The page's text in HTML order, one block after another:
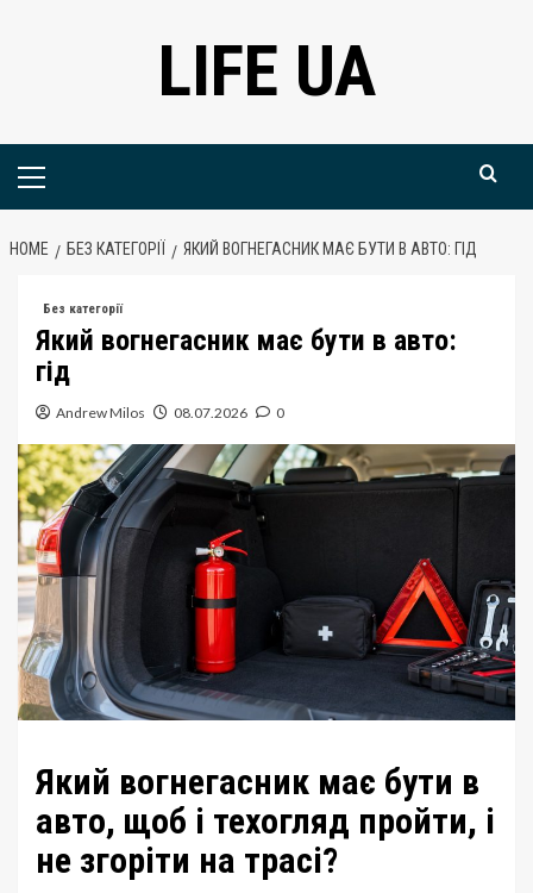
LIFE UA
Primary
HOME БЕЗ КАТЕГОРІЇ ЯКИЙ ВОГНЕГАСНИК МАЄ БУТИ В АВТО: ГІД
Без категорії
Який вогнегасник має бути в авто:
гід
Andrew Milos 08.07.2026 0
Який вогнегасник має бути в
авто, щоб і техогляд пройти, і
не згоріти на трасі?